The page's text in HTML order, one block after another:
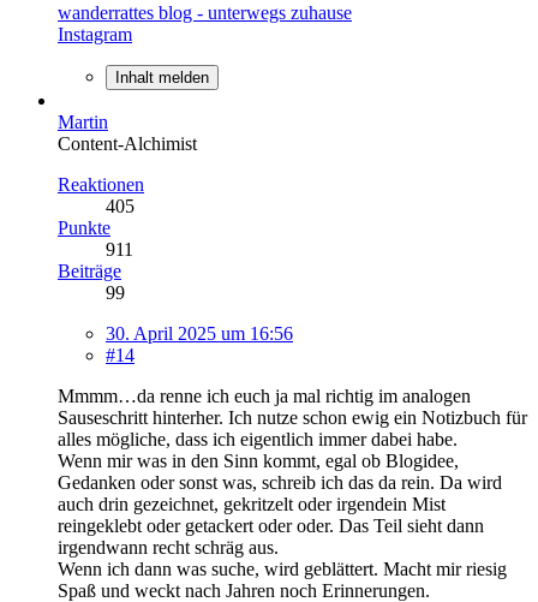
wanderrattes blog - unterwegs zuhause
Instagram
Inhalt melden
Martin
Content-Alchimist
Reaktionen
405
Punkte
911
Beiträge
99
30. April 2025 um 16:56
#14
Mmmm…da renne ich euch ja mal richtig im analogen
Sauseschritt hinterher. Ich nutze schon ewig ein Notizbuch für
alles mögliche, dass ich eigentlich immer dabei habe.
Wenn mir was in den Sinn kommt, egal ob Blogidee,
Gedanken oder sonst was, schreib ich das da rein. Da wird
auch drin gezeichnet, gekritzelt oder irgendein Mist
reingeklebt oder getackert oder oder. Das Teil sieht dann
irgendwann recht schräg aus.
Wenn ich dann was suche, wird geblättert. Macht mir riesig
Spaß und weckt nach Jahren noch Erinnerungen.